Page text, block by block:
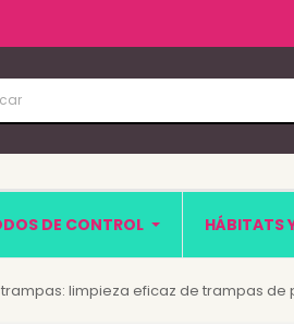
DE CONTROL HÁBITATS
limpieza eficaz de trampas de